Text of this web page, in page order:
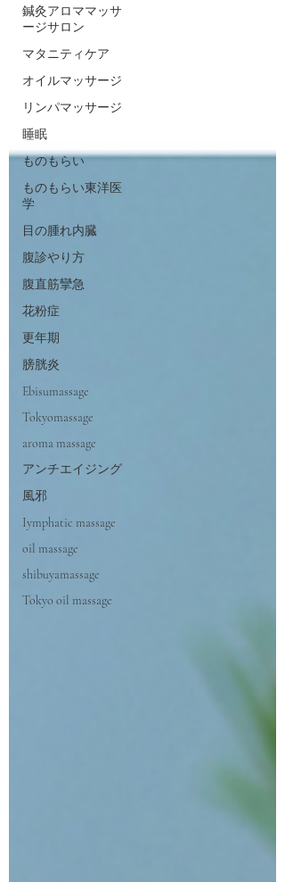
鍼灸アロママッサ
ージサロン
マタニティケア
オイルマッサージ
リンパマッサージ
睡眠
ものもらい
ものもらい東洋医
学
目の腫れ内臓
腹診やり方
腹直筋攣急
花粉症
更年期
膀胱炎
Ebisumassage
Tokyomassage
aroma massage
アンチエイジング
風邪
Iymphatic massage
oil massage
shibuyamassage
Tokyo oil massage